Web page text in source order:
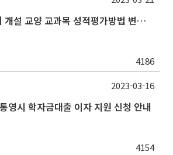
2023학년도 1학기 개설 교양 교과목 성적평가방법 변경 안내
4186
영시 학자금대출 이자 지원 신청 안내
4154
2023-03-16